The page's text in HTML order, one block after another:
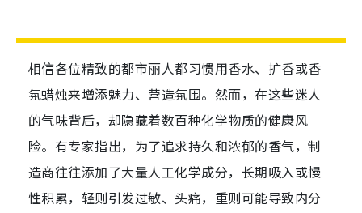
相信各位精致的都市丽人都习惯用香水、扩香或香
氛蜡烛来增添魅力、营造氛围。然而，在这些迷人
的气味背后，却隐藏着数百种化学物质的健康风
险。有专家指出，为了追求持久和浓郁的香气，制
造商往往添加了大量人工化学成分，长期吸入或慢
性积累，轻则引发过敏、头痛，重则可能导致内分